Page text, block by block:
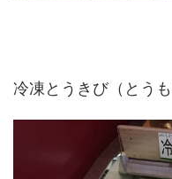
冷凍とうきび（とう